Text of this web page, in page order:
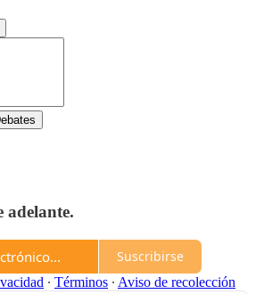
adelante.
Suscribirse
∙ Términos ∙ Aviso de recolección